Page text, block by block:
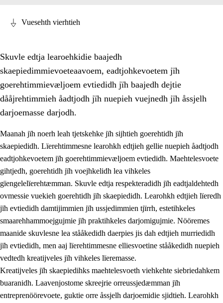
1.1 Almetjeaarvoe
1.2 Identiteete jïh kulturellen gellievoete
1.3 Laejhtehks ussjedimmie jïh etihkeles vuajnoe
Skaepiedimmievoeteaavoe, eadtjohkevoete jïh
goerehtimmievæljoe
1.5 Eatnemem krööhkestidh jïh byjresegoerkesevoete
1.6 Demokratije jïh meatanårrome
Vuesehth vierhtieh
Skuvle edtja learoehkidie baajedh
skaepiedimmievoeteaavoem, eadtjohkevoetem jïh
goerehtimmievæljoem evtiedidh jïh baajedh dejtie
dååjrehtimmieh åadtjodh jïh nuepieh vuejnedh jïh åssjelh
darjoemasse darjodh.
Maanah jïh noerh leah tjetskehke jïh sijhtieh goerehtidh jïh
skaepiedidh. Lïerehtimmesne learohkh edtjieh gellie nuepieh åadtjodh
eadtjohkevoetem jïh goerehtimmievæljoem evtiedidh. Maehtelesvoete
gihtjedh, goerehtidh jïh voejhkelidh lea vihkeles
gïengelelïerehtæmman. Skuvle edtja respekteradidh jïh eadtjaldehtedh
ovmessie vuekieh goerehtidh jïh skaepiedidh. Learohkh edtjieh lïeredh
jïh evtiedidh damtijimmien jïh ussjedimmien tjïrrh, estetihkeles
smaarehhammoejgujmie jïh praktihkeles darjomigujmie. Nööremes
maanide skuvlesne lea stååkedidh daerpies jis dah edtjieh murriedidh
jïh evtiedidh, men aaj lïerehtimmesne elliesvoetine stååkedidh nuepieh
vedtedh kreatijveles jïh vihkeles lïeremasse.
Kreatijveles jïh skaepiedihks maehtelesvoeth viehkehte siebriedahkem
buaranidh. Laavenjostome skreejrie orreussjedæmman jïh
entreprenöörevoete, guktie orre åssjelh darjoemidie sjidtieh. Learohkh